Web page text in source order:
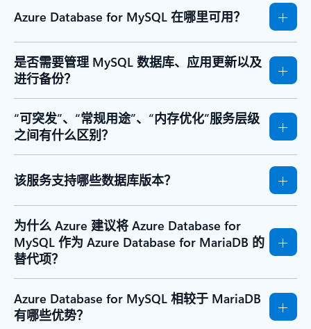
Azure Database for MySQL 在哪里可用？
是否需要管理 MySQL 数据库、应用更新以及
进行备份？
“可突发”、“常规用途”、“内存优化”服务层级
之间有什么区别？
该服务支持哪些数据库版本？
为什么 Azure 建议将 Azure Database for
MySQL 作为 Azure Database for MariaDB 的
替代项？
Azure Database for MySQL 相较于 MariaDB
有哪些优势？